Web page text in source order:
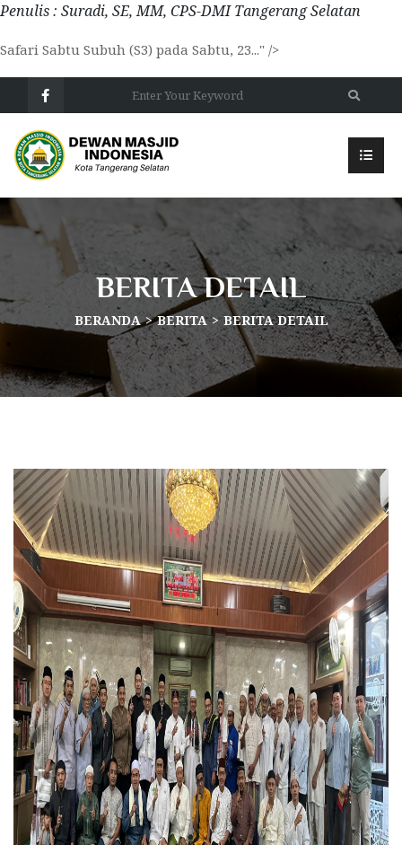
Penulis : Suradi, SE, MM, CPS-DMI Tangerang Selatan
Safari Sabtu Subuh (S3) pada Sabtu, 23..." />
BERITA DETAIL
BERANDA BERITA BERITA DETAIL